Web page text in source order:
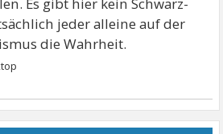
jeder alleine auf der
die Wahrheit.